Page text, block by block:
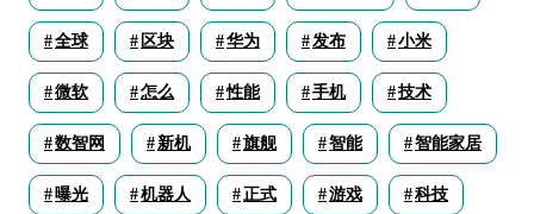
全球 区块 华为 发布 小米
微软 怎么 性能 手机 技术
数智网 新机 旗舰 智能 智能家居
曝光 机器人 正式 游戏 科技